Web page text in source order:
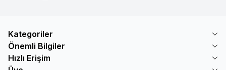
Kategoriler
Önemli Bilgiler
Hızlı Erişim